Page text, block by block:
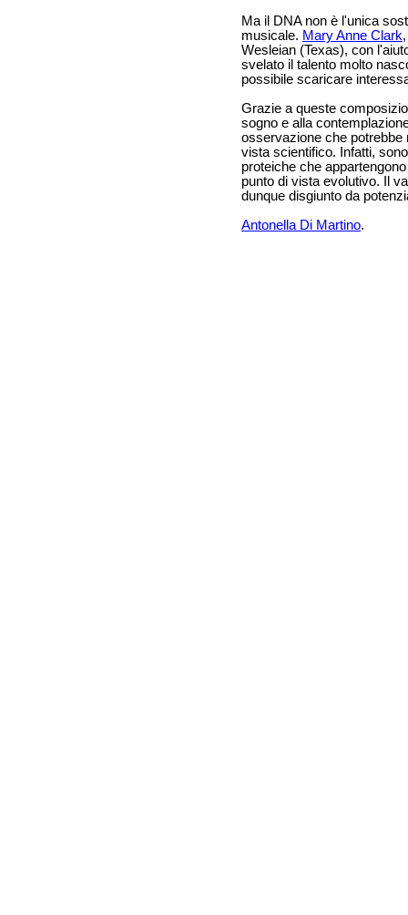
Ma il DNA non è l'unica
musicale. Mary Anne Clark
Wesleian (Texas), con
svelato il talento molto
possibile scaricare
Grazie a queste
sogno e alla
osservazione che potrebbe
vista scientifico. Infatti,
proteiche che
punto di vista evolutivo. Il
dunque disgiunto da
Antonella Di Martino.